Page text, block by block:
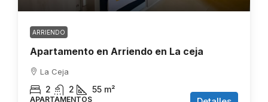
ARRIENDO
Apartamento en Arriendo en La ceja
La Ceja
2 2 55 m²
APARTAMENTOS